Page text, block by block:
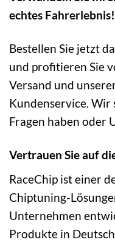
echtes Fahrerlebnis!
Bestellen Sie jetzt
und profitieren Sie
Versand und
Kundenservice. Wir
Fragen haben oder
Vertrauen Sie auf
RaceChip ist einer
Chiptuning-
Unternehmen
Produkte in